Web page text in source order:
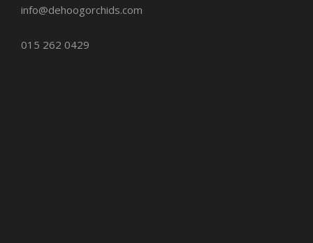
info@dehoogorchids.com
015 262 0429